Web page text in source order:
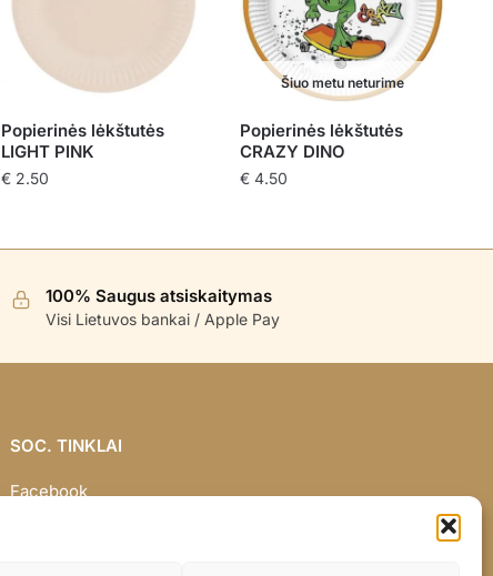
Popierinės lėkštutės
LIGHT PINK
€ 2.50
Šiuo metu neturime
Popierinės lėkštutės
CRAZY DINO
€4.50
100% Saugus atsiskaitymas
Visi Lietuvos bankai / Apple Pay
SOC. TINKLAI
Facebook